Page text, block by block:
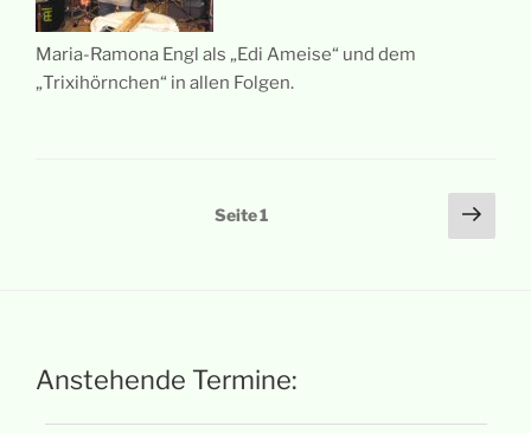
Maria-Ramona Engl als „Edi Ameise“ und dem
„Trixihörnchen“ in allen Folgen.
Seitennummerierung
Seite1
Anstehende Termine: